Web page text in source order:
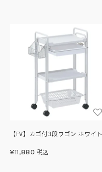
【FV】カゴ付3段ワゴン ホワイト
¥11,880 税込